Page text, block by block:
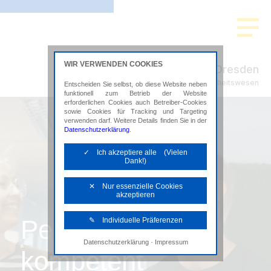
ADMEDIO Dresden
Steuerberatung im Gesundheitswesen
Persönlich,
kompetent
WIR VERWENDEN COOKIES
Entscheiden Sie selbst, ob diese Website neben
funktionell zum Betrieb der Website
erforderlichen Cookies auch Betreiber-Cookies
sowie Cookies für Tracking und Targeting
verwenden darf. Weitere Details finden Sie in der
Datenschutzerklärung
✓ Ich akzeptiere alle (Vielen
Dank!)
✕ Nur essenzielle Cookies
akzeptieren
✎ Individuelle Präferenzen
Notwendige Cookies
Diese Cookies sind erforderlich, um die
grundlegende Funktionalität der Website
Datenschutzerklärung· Impressum